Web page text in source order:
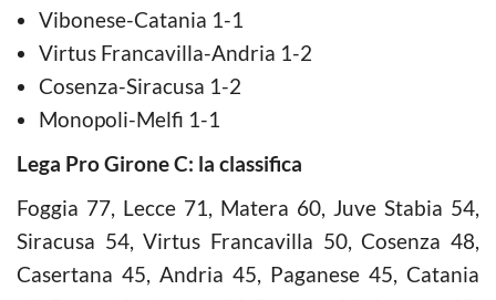
Vibonese-Catania 1-1
Virtus Francavilla-Andria 1-2
Cosenza-Siracusa 1-2
Monopoli-Melfi 1-1
Lega Pro Girone C: la classifica
Foggia 77, Lecce 71, Matera 60, Juve Stabia 54,
Siracusa 54, Virtus Francavilla 50, Cosenza 48,
Casertana 45, Andria 45, Paganese 45, Catania